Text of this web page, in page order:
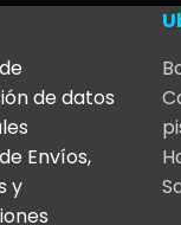
de datos
Envíos,
y